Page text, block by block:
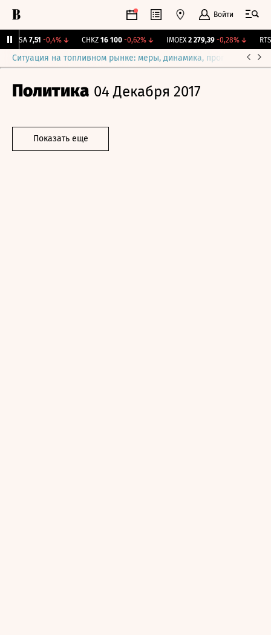
Войти
ARSA 7,51 -0,4%↓ CHKZ 16 100 -0,62%↓ IMOEX 2 279,39 -0,28%↓ RTSI
Ситуация на топливном рынке: меры, динамика, прогнозы
Политика 04 Декабря 2017
Показать еще